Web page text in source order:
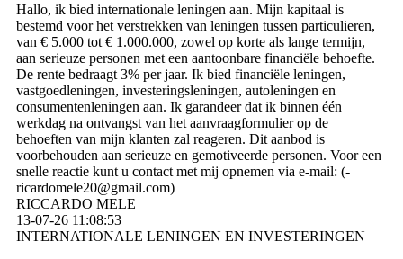
Hallo, ik bied internationale leningen aan. Mijn kapitaal is
bestemd voor het verstrekken van leningen tussen particulieren,
van € 5.000 tot € 1.000.000, zowel op korte als lange termijn,
aan serieuze personen met een aantoonbare financiële behoefte.
De rente bedraagt ​​3% per jaar. Ik bied financiële leningen,
vastgoedleningen, investeringsleningen, autoleningen en
consumentenleningen aan. Ik garandeer dat ik binnen één
werkdag na ontvangst van het aanvraagformulier op de
behoeften van mijn klanten zal reageren. Dit aanbod is
voorbehouden aan serieuze en gemotiveerde personen. Voor een
snelle reactie kunt u contact met mij opnemen via e-mail: (­
ricardomele20@­gmail.­com)­
RICCARDO MELE
13-07-26 11:08:53
INTERNATIONALE LENINGEN EN INVESTERINGEN